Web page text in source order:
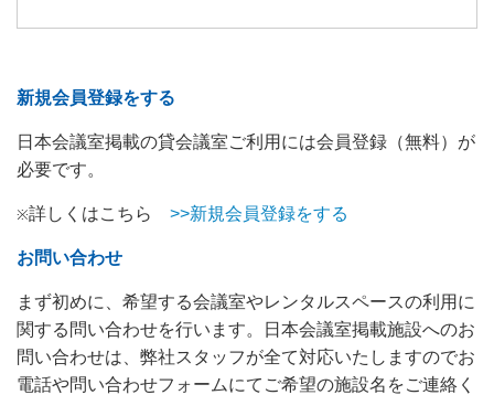
新規会員登録をする
日本会議室掲載の貸会議室ご利用には会員登録（無料）が
必要です。
※詳しくはこちら >>新規会員登録をする
お問い合わせ
まず初めに、希望する会議室やレンタルスペースの利用に
関する問い合わせを行います。日本会議室掲載施設へのお
問い合わせは、弊社スタッフが全て対応いたしますのでお
電話や問い合わせフォームにてご希望の施設名をご連絡く